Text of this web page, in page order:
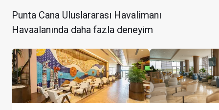
Punta Cana Uluslararası Havalimanı
Havaalanında daha fazla deneyim